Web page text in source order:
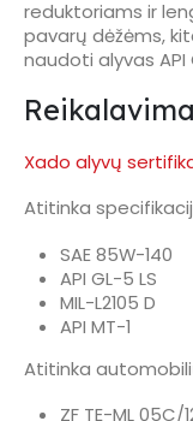
reduktoriams ir
pavarų dėžėms,
naudoti alyvas API
Xado alyvų
Atitinka
SAE 85W-140
API GL-5 LS
MIL-L2105 D
API MT-1
Atitinka
ZF TE-ML 05C/